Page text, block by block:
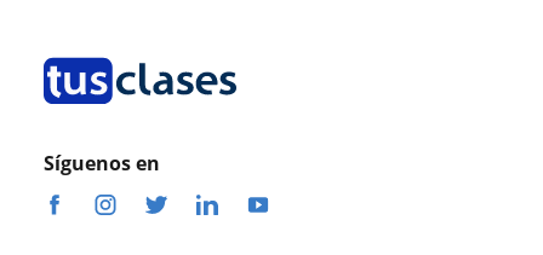
Síguenos en